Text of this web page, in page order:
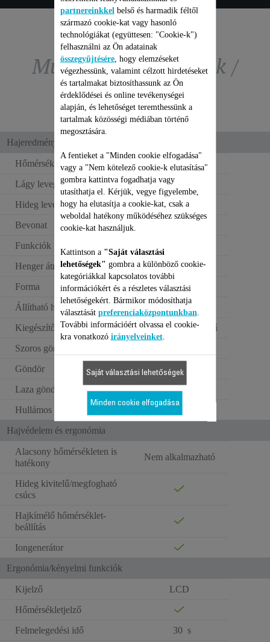
Műszaki paraméterek /
összehasonlítás
Hajeredmény
Hőmérséklet-beállítás
8
Lágy levegő
Hideg levegő fújása
Bevonat
Funkciók
Henger átmérője
25 mm
Forma
Kerek
Állítható hőmérséklet
130 – 200 °C °C
Kiegészítők 1:
Hőálló védőkesztyű
Szoros göndör
Göndör
Laza göndör
Hullámos
Hajvédelem és ergonómia
Alacsony hőmérsékleten is
hatékony
Nem alkalmazható
Hideg kivitelű/megfogható
csúcs
Hajkímélő hőmérséklet-
beállítás
Iongenerátor
Ergonómia/kényelmi funkciók
Kijelző
LCD
Hőmérsékletjelző
Felmelegedési idő
30 s
partnereinkkel belső és harmadik féltől
származó cookie-kat vagy hasonló
technológiákat (együttesen: "Cookie-k")
felhasználni az Ön adatainak
összegyűjtésére, hogy elemzéseket
végezhessünk, valamint célzott hirdetéseket
és tartalmakat biztosíthassunk az Ön
érdeklődései és online tevékenységei
alapján, és lehetőséget teremthessünk a
tartalmak közösségi médiában történő
megosztására.
A fentieket a "Minden cookie elfogadása"
vagy a "Nem kötelező cookie-k elutasítása"
gombra kattintva fogadhatja vagy
utasíthatja el. Kérjük, vegye figyelembe,
hogy ha elutasítja a cookie-kat, csak a
weboldal hatékony működéséhez szükséges
cookie-kat használjuk.
Kattintson a "Saját választási
lehetőségek" gombra a különböző cookie-
kategóriákkal kapcsolatos további
információkért és a részletes választási
lehetőségekért. Bármikor módosíthatja
választását preferenciaközpontunkban
További információért olvassa el cookie-
kra vonatkozó irányelveinket.
Saját választási lehetőségek
Minden cookie elfogadása